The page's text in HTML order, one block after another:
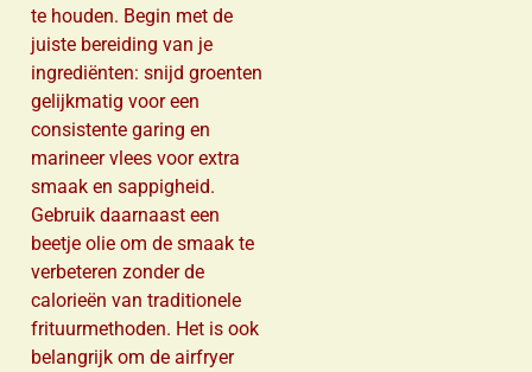
te houden. Begin met de
juiste bereiding van je
ingrediënten: snijd groenten
gelijkmatig voor een
consistente garing en
marineer vlees voor extra
smaak en sappigheid.
Gebruik daarnaast een
beetje olie om de smaak te
verbeteren zonder de
calorieën van traditionele
frituurmethoden. Het is ook
belangrijk om de airfryer